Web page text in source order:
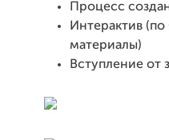
Процесс
Интерактив
материалы)
Вступление от